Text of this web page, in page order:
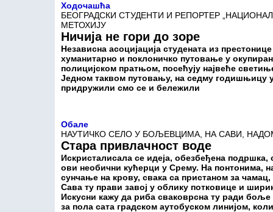
Ходочашћа
БЕОГРАДСКИ СТУДЕНТИ И РЕПОРТЕР
МЕТОХИЈУ
Ничија не гори до зоре
Независна асоцијација студената из
хуманитарно и поклоничко путовање у
полицијском пратњом, посећују највеће
Једном таквом путовању, на седму годишњицу
придружили смо се и бележили
Обале
НАУТИЧКО СЕЛО У БОЉЕВЦИМА, НА САВИ,
Стара привлачност воде
Искристалисала се идеја, обезбеђена
ови необични кућерци у Срему. На понтонима,
сунчање на крову, свака са пристаном за
Сава ту прави завој у облику потковице и
Искусни кажу да риба сваковрсна ту ради
за пола сата градском аутобуском линијом,